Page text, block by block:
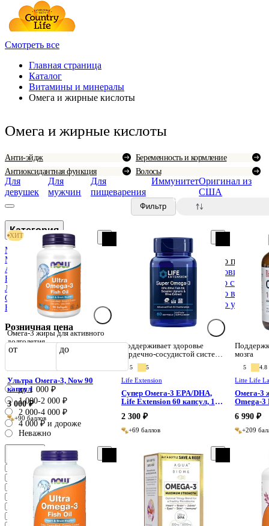
Смотреть все
Главная страница
Каталог
Витамины и минералы
Омега и жирные кислоты
Омега и жирные кислоты
Анти-эйдж
Антиоксидантная функция
Беременность и кормление
Волосы
Для
девушек
Для
мужчин
Для
пищеварения
ИммунитетОригинал из
США
Категория
Мультивитамины
Минералы
Антиоксиданты
Витамины
Липосомальные формы
Омега и жирные кислоты
Вегетарианцам
Розничная цена
от до
до 1 000 ₽
1 000-2 000 ₽
2 000-4 000 ₽
4 000 ₽ и дороже
Неважно
Enzymedica
Jarrow Formulas
Life Extension
Thorne
Country Life
Fёrster’s
Фильтр
0
По
Новинки
Со скидкой
По
По
Омега-3 жиры для активного
долголетия
Ультра Омега-3, Now 90
капсул
3 000 ₽
ХИТ
+90 баллов
Поддерживает здоровье
сердечно-сосудистой системы
и когнитивных функций.
5 5
Life Extension
Супер Омега-3 EPA/DHA,
Life Extension 60 капсул, 120
2 300 ₽
+69 баллов
мозга
5 4.8
Litte Life
Омега-3
Omega-3
6 990 ₽
+209